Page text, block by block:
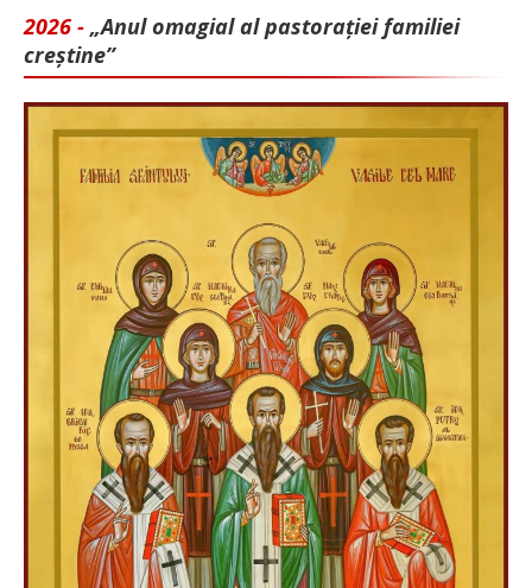
2026 - „Anul omagial al pastorației familiei
creștine”